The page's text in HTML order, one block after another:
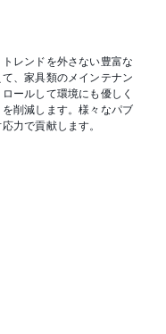
レンドを外さない豊富な
、家具類のメインテナン
ールして環境にも優しく
削減します。様々なパブ
力で貢献します。